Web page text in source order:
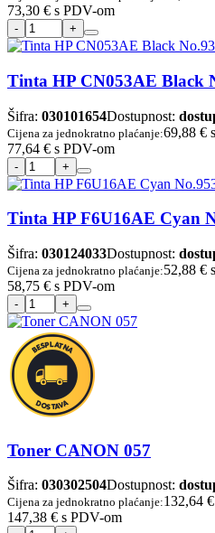
73,30 € s PDV-om
Tinta HP CN053AE Black
Šifra: 030101654Dostupnost:
Cijena za jednokratno plaćanje:69,88 €
77,64 € s PDV-om
Tinta HP F6U16AE Cyan
Šifra: 030124033Dostupnost:
Cijena za jednokratno plaćanje:52,88 €
58,75 € s PDV-om
Toner CANON 057
Šifra: 030302504Dostupnost:
Cijena za jednokratno plaćanje:132,64 €
147,38 € s PDV-om